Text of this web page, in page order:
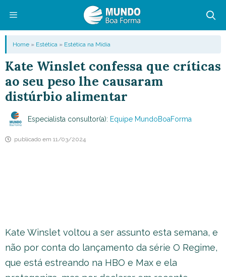
conteúdo
Menu
Home » Estética » Estética na Mídia
Kate Winslet confessa que críticas
ao seu peso lhe causaram
distúrbio alimentar
Especialista consultor(a): Equipe MundoBoaForma
publicado em 11/03/2024
Kate Winslet voltou a ser assunto esta semana, e
não por conta do lançamento da série O Regime,
que está estreando na HBO e Max e ela